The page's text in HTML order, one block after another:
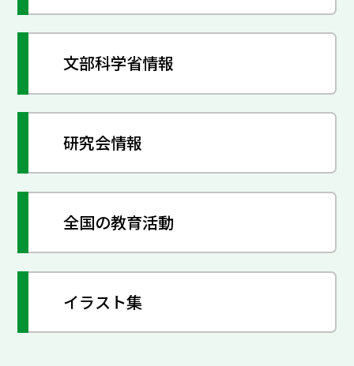
文部科学省情報
研究会情報
全国の教育活動
イラスト集